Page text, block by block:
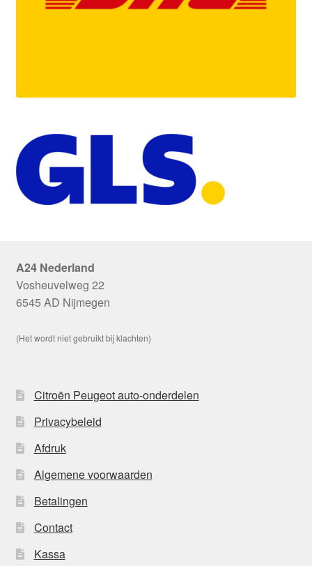
A24 Nederland
Vosheuvelweg 22
6545 AD Nijmegen
(Het wordt niet gebruikt bij klachten)
Citroën Peugeot auto-onderdelen
Privacybeleid
Afdruk
Algemene voorwaarden
Betalingen
Contact
Kassa